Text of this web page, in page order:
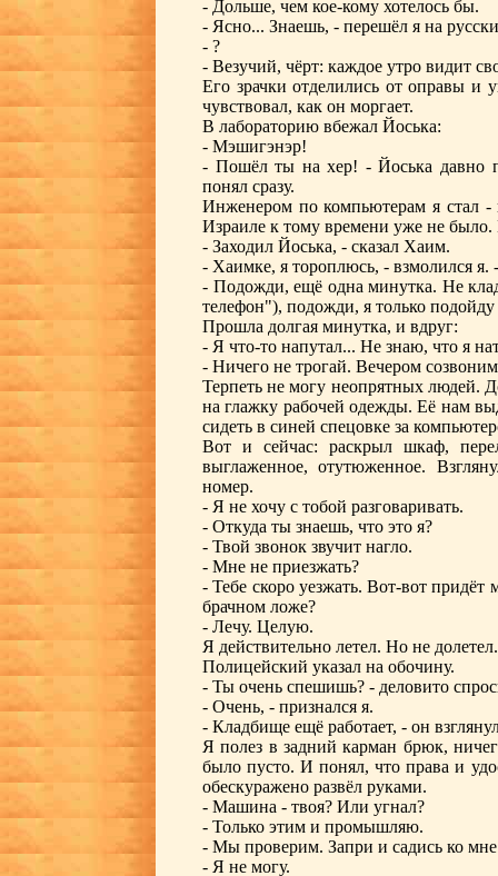
- Дольше, чем кое-кому хотелось бы.
- Ясно... Знаешь, - перешёл я на
- ?
- Везучий, чёрт: каждое утро видит
Его зрачки отделились от оправы
чувствовал, как он моргает.
В лабораторию вбежал Йоська:
- Мэшигэнэр!
- Пошёл ты на хер! - Йоська давно
понял сразу.
Инженером по компьютерам я стал -
Израиле к тому времени уже не было.
- Заходил Йоська, - сказал Хаим.
- Хаимке, я тороплюсь, - взмолился я.
- Подожди, ещё одна минутка. Не
телефон"), подожди, я только
Прошла долгая минутка, и вдруг:
- Я что-то напутал... Не знаю, что я
- Ничего не трогай. Вечером
Терпеть не могу неопрятных людей.
на глажку рабочей одежды. Её нам
сидеть в синей спецовке за
Вот и сейчас: раскрыл шкаф,
выглаженное, отутюженное.
номер.
- Я не хочу с тобой разговаривать.
- Откуда ты знаешь, что это я?
- Твой звонок звучит нагло.
- Мне не приезжать?
- Тебе скоро уезжать. Вот-вот
брачном ложе?
- Лечу. Целую.
Я действительно летел. Но не долетел.
Полицейский указал на обочину.
- Ты очень спешишь? - деловито
- Очень, - признался я.
- Кладбище ещё работает, - он
Я полез в задний карман брюк,
было пусто. И понял, что права и
обескуражено развёл руками.
- Машина - твоя? Или угнал?
- Только этим и промышляю.
- Мы проверим. Запри и садись ко
- Я не могу.